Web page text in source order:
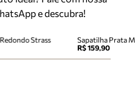
e descubra!
Strass
Sapatilha Prata
R$ 159,90